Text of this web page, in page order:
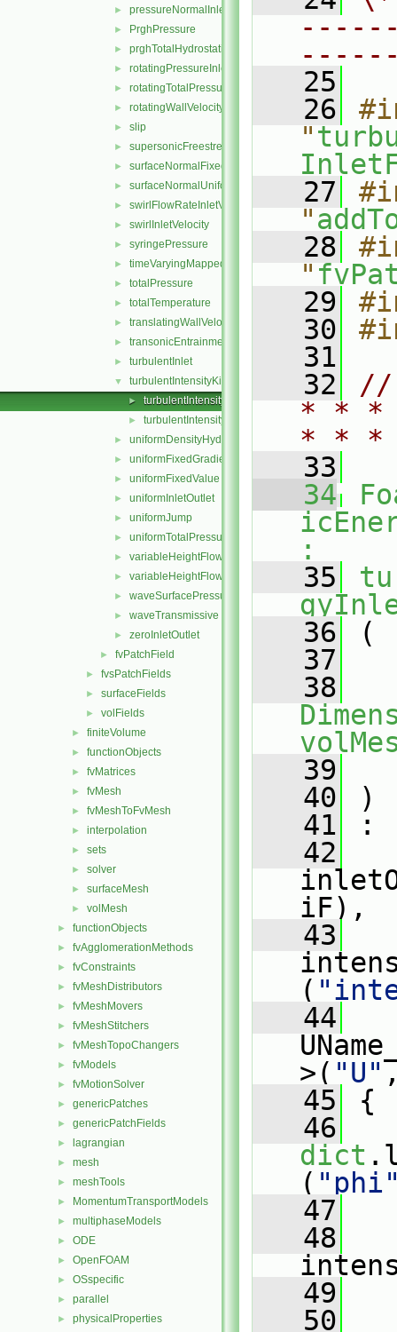
► pressureNormalInletOutletVelocity
► PrghPressure
► prghTotalHydrostaticPressure
► rotatingPressureInletOutletVelocity
► rotatingTotalPressure
► rotatingWallVelocity
► slip
► supersonicFreestream
► surfaceNormalFixedValue
► surfaceNormalUniformFixedValue
► swirlFlowRateInletVelocity
► swirlInletVelocity
► syringePressure
► timeVaryingMappedFixedValue
► totalPressure
► totalTemperature
► translatingWallVelocity
► transonicEntrainmentPressure
► turbulentInlet
▼ turbulentIntensityKineticEnergyInlet
►
►
► uniformDensityHydrostaticPressure
► uniformFixedGradient
► uniformFixedValue
► uniformInletOutlet
► uniformJump
► uniformTotalPressure
► variableHeightFlowRate
► variableHeightFlowRateInletVelocity
► waveSurfacePressure
► waveTransmissive
► zeroInletOutlet
► fvPatchField
► fvsPatchFields
► surfaceFields
► volFields
► finiteVolume
► functionObjects
► fvMatrices
► fvMesh
► fvMeshToFvMesh
► interpolation
► sets
► solver
► surfaceMesh
► volMesh
► functionObjects
► fvAgglomerationMethods
► fvConstraints
► fvMeshDistributors
► fvMeshMovers
► fvMeshStitchers
► fvMeshTopoChangers
► fvModels
► fvMotionSolver
► genericPatches
► genericPatchFields
► lagrangian
► mesh
► meshTools
► MomentumTransportModels
► multiphaseModels
► ODE
► OpenFOAM
► OSspecific
► parallel
► physicalProperties
   25
   26
"
   27
"
   28
"
   29
   30
   31
   32
//
* * *
* *
   33
   34
:
   35
   36
(
   37
   38
   39
   40
)
   41
:
   42
iF),
   43
(
   44
>( "U"
   45
{
   46
dict
(
   47
   48
   49
   50